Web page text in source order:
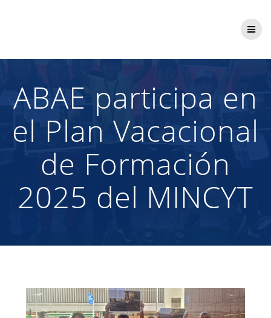
ABAE participa en
el Plan Vacacional
de Formación
2025 del MINCYT